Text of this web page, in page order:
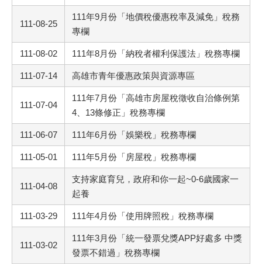
111-08-25
111年9月份「地價稅優惠稅率及減免」稅務
專欄
111-08-02 111年8月份「納稅者權利保護法」稅務專欄
111-07-14 高雄市青年優惠政策與資源專區
111-07-04
111年7月份「高雄市房屋稅徵收自治條例第
4、13條修正」稅務專欄
111-06-07 111年6月份「娛樂稅」稅務專欄
111-05-01 111年5月份「房屋稅」稅務專欄
111-04-08
支持家庭育兒，政府和你一起~0-6歲國家一
起養
111-03-29 111年4月份「使用牌照稅」稅務專欄
111-03-02
111年3月份「統一發票兌獎APP好處多 中獎
發票不錯過」稅務專欄